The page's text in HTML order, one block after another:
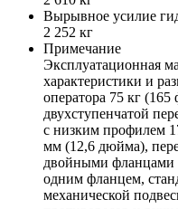
Вырывное усилие
2 252 кг
Примечание
Эксплуатационная
характеристики и
оператора 75 кг
двухступенчатой
с низким профилем
мм (12,6 дюйма),
двойными фланцами
одним фланцем,
механической